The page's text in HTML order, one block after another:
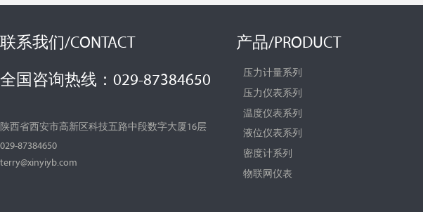
设计，包括独立看门狗、低压监控复
和稳定性。可使用计算机或者手机进
联系我们/CONTACT
全国咨询热线：029-87384650
陕西省西安市高新区科技五路中段数字大厦16层
029-87384650
terry@xinyiyb.com
产品/PRODUCT
压力计量系列
压力仪表系列
温度仪表系列
液位仪表系列
密度计系列
物联网仪表